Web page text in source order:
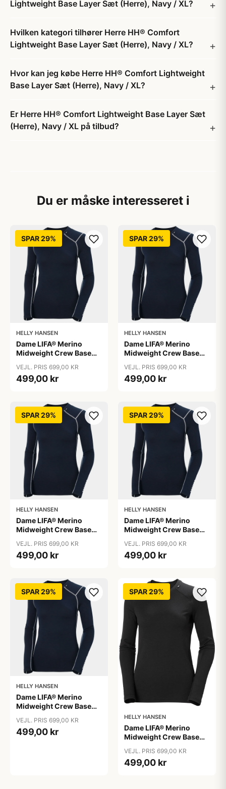
Lightweight Base Layer Sæt (Herre), Navy / XL?
Hvilken kategori tilhører Herre HH® Comfort
Lightweight Base Layer Sæt (Herre), Navy / XL?
Hvor kan jeg købe Herre HH® Comfort Lightweight
Base Layer Sæt (Herre), Navy / XL?
Er Herre HH® Comfort Lightweight Base Layer Sæt
(Herre), Navy / XL på tilbud?
Du er måske interesseret i
SPAR 29%
HELLY HANSEN
Dame LIFA® Merino
Midweight Crew Base
VEJL. PRIS 699,00 KR
499,00 kr
SPAR 29%
HELLY HANSEN
Dame LIFA® Merino
Midweight Crew Base
VEJL. PRIS 699,00 KR
499,00 kr
SPAR 29%
HELLY HANSEN
Dame LIFA® Merino
Midweight Crew Base
VEJL. PRIS 699,00 KR
499,00 kr
SPAR 29%
HELLY HANSEN
Dame LIFA® Merino
Midweight Crew Base
VEJL. PRIS 699,00 KR
499,00 kr
SPAR 29%
HELLY HANSEN
Dame LIFA® Merino
Midweight Crew Base
VEJL. PRIS 699,00 KR
499,00 kr
SPAR 29%
HELLY HANSEN
Dame LIFA® Merino
Midweight Crew Base
VEJL. PRIS 699,00 KR
499,00 kr